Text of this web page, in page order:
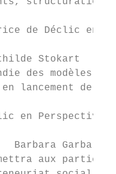
de Déclic en
Stokart
des modèles
lancement de
en Perspectives.
Barbara
aux